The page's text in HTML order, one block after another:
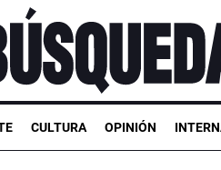
CULTURA OPINIÓN